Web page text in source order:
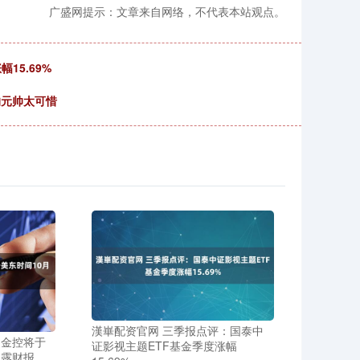
广盛网提示：文章来自网络，不代表本站观点。
15.69%
帅太可惜
控将于
漢崋配资官网 三季报点评：国泰中
证影视主题ETF基金季度涨幅